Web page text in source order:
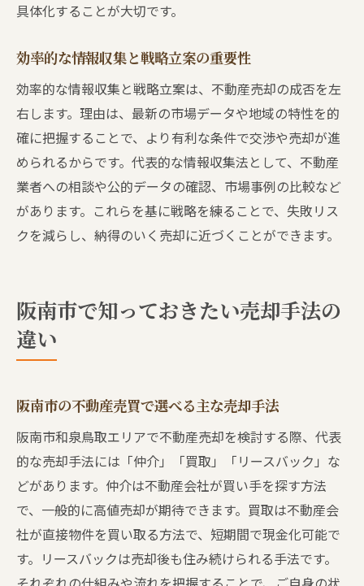
具体化することが大切です。
効率的な情報収集と戦略立案の重要性
効率的な情報収集と戦略立案は、不動産売却の成否を左
右します。理由は、最新の市場データや地域の特性を的
確に把握することで、より有利な条件で交渉や売却が進
められるからです。代表的な情報収集法として、不動産
業者への相談や公的データの確認、市場事例の比較など
があります。これらを基に戦略を練ることで、失敗リス
クを減らし、納得のいく売却に近づくことができます。
阪南市で知っておきたい売却手法の
違い
阪南市の不動産売買で選べる主な売却手法
阪南市和泉鳥取エリアで不動産売却を検討する際、代表
的な売却手法には「仲介」「買取」「リースバック」な
どがあります。仲介は不動産会社が買い手を探す方法
で、一般的に高値売却が期待できます。買取は不動産会
社が直接物件を買い取る方法で、短期間で現金化可能で
す。リースバックは売却後も住み続けられる手法です。